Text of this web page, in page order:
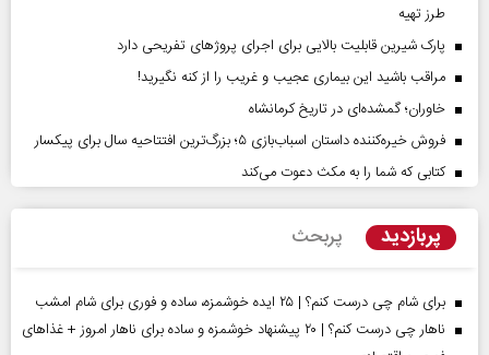
طرز تهیه
پارک شیرین قابلیت‌ بالایی برای اجرای پروژهای تفریحی دارد
مراقب باشید این بیماری عجیب و غریب را از کنه نگیرید!
خاوران؛ گمشده‌ای در تاریخ کرمانشاه
فروش خیره‌کننده داستان اسباب‌بازی ۵؛ بزرگ‌ترین افتتاحیه سال برای پیکسار
کتابی که شما را به مکث دعوت می‌کند
پربازدید پربحث
برای شام چی درست کنم؟ | ۲۵ ایده خوشمزه، ساده و فوری برای شام امشب
ناهار چی درست کنم؟ | ۲۰ پیشنهاد خوشمزه و ساده برای ناهار امروز + غذاهای